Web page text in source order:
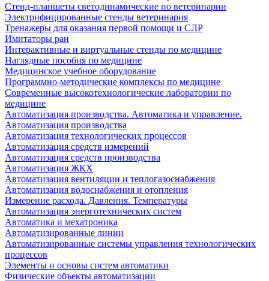
Стенд-планшеты светодинамические по ветеринарии
Электрифицированные стенды ветеринария
Тренажеры для оказания первой помощи и СЛР
Имитаторы ран
Интерактивные и виртуальные стенды по медицине
Наглядные пособия по медицине
Медицинское учебное оборудование
Программно-методические комплексы по медицине
Современные высокотехнологические лаборатории по
медицине
Автоматизация производства. Автоматика и управление.
Автоматизация производства
Автоматизация технологических процессов
Автоматизация средств измерений
Автоматизация средств производства
Автоматизация ЖКХ
Автоматизация вентиляции и теплогазоснабжения
Автоматизация водоснабжения и отопления
Измерение расхода. Давления. Температуры
Автоматизация энерготехнических систем
Автоматика и мехатроника
Автоматизированные линии
Автоматизированные системы управления технологических
процессов
Элементы и основы систем автоматики
Физические объекты автоматизации